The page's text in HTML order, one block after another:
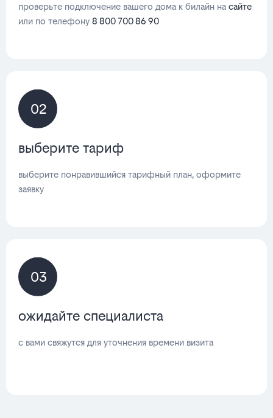
проверьте подключение вашего дома к билайн на сайте
или по телефону 8 800 700 86 90
02
выберите тариф
выберите понравившийся тарифный план, оформите
заявку
03
ожидайте специалиста
с вами свяжутся для уточнения времени визита